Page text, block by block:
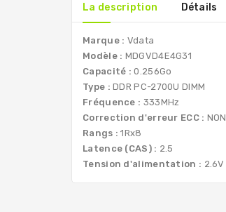
La description Détails
Marque : Vdata
Modèle : MDGVD4E4G31
Capacité :0.256Go
Type :DDR PC-2700U DIMM
Fréquence : 333MHz
Correction d'erreur ECC : NON
Rangs :1Rx8
Latence (CAS) : 2.5
Tension d'alimentation : 2.6V